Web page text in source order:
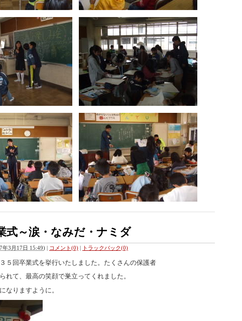
～涙・なみだ・ナミダ
年3月17日 15:49) | コメント(0) | トラックバック(0)
５回卒業式を挙行いたしました。たくさんの保護者
れて、最高の笑顔で巣立ってくれました。
なりますように。